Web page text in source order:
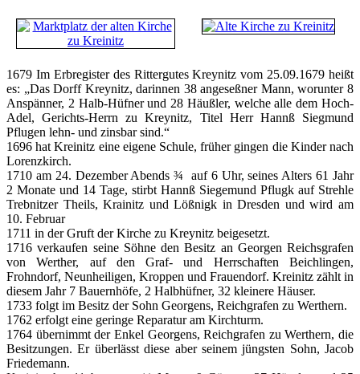
1679 Im Erbregister des Rittergutes Kreynitz vom 25.09.1679 heißt
es: „Das Dorff Kreynitz, darinnen 38 angeseßner Mann, worunter 8
Anspänner, 2 Halb-Hüfner und 28 Häußler, welche alle dem Hoch-
Adel, Gerichts-Herrn zu Kreynitz, Titel Herr Hannß Siegmund
Pflugen lehn- und zinsbar sind.“
1696 hat Kreinitz eine eigene Schule, früher gingen die Kinder nach
Lorenzkirch.
1710 am 24. Dezember Abends ¾ auf 6 Uhr, seines Alters 61 Jahr
2 Monate und 14 Tage, stirbt Hannß Siegemund Pflugk auf Strehle
Trebnitzer Theils, Krainitz und Lößnigk in Dresden und wird am
10. Februar
1711 in der Gruft der Kirche zu Kreynitz beigesetzt.
1716 verkaufen seine Söhne den Besitz an Georgen Reichsgrafen
von Werther, auf den Graf- und Herrschaften Beichlingen,
Frohndorf, Neunheiligen, Kroppen und Frauendorf. Kreinitz zählt in
diesem Jahr 7 Bauernhöfe, 2 Halbhüfner, 32 kleinere Häuser.
1733 folgt im Besitz der Sohn Georgens, Reichgrafen zu Werthern.
1762 erfolgt eine geringe Reparatur am Kirchturm.
1764 übernimmt der Enkel Georgens, Reichgrafen zu Werthern, die
Besitzungen. Er überlässt diese aber seinem jüngsten Sohn, Jacob
Friedemann.